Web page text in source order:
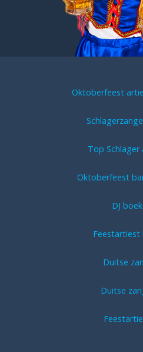
Oktoberfeest
Top Schlager
Oktoberfeest
DJ
Feestartiest
Duitse
Duitse